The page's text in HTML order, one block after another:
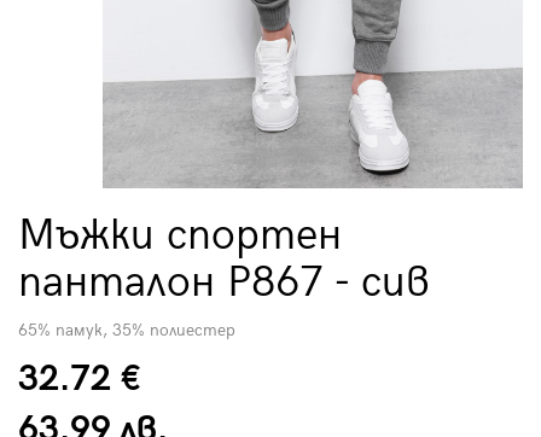
Мъжки спортен
панталон P867 - сив
65% памук, 35% полиестер
32.72 €